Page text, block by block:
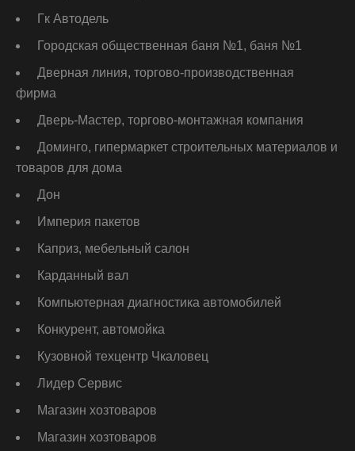
Гк Автодель
Городская общественная баня №1, баня №1
Дверная линия, торгово-производственная
фирма
Дверь-Мастер, торгово-монтажная компания
Доминго, гипермаркет строительных материалов и
товаров для дома
Дон
Империя пакетов
Каприз, мебельный салон
Карданный вал
Компьютерная диагностика автомобилей
Конкурент, автомойка
Кузовной техцентр Чкаловец
Лидер Сервис
Магазин хозтоваров
Магазин хозтоваров